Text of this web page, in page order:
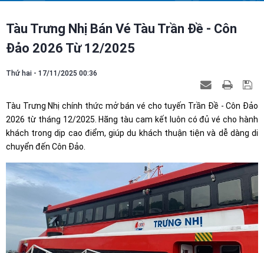
Tàu Trưng Nhị Bán Vé Tàu Trần Đề - Côn
Đảo 2026 Từ 12/2025
Thứ hai - 17/11/2025 00:36
Tàu Trưng Nhị chính thức mở bán vé cho tuyến Trần Đề - Côn Đảo
2026 từ tháng 12/2025. Hãng tàu cam kết luôn có đủ vé cho hành
khách trong dịp cao điểm, giúp du khách thuận tiện và dễ dàng di
chuyển đến Côn Đảo.